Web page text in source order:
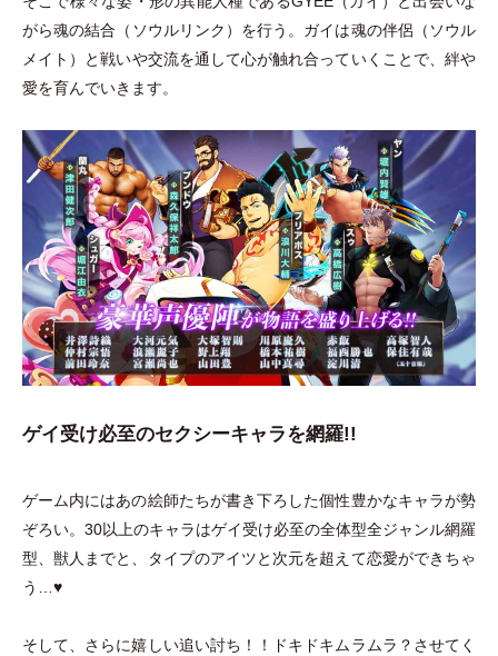
がら魂の結合 （ ソウルリンク ） を行う。ガイは魂の伴侶 （ ソウル
メイト ）
と戦いや交流を通して心が触れ合っていくことで、絆や
愛を育んでいきます。
ゲイ受け必至のセクシーキャラを網羅!!
ゲーム内にはあの絵師たちが書き下ろした個性豊かなキャラが勢
ぞろい。30以上のキャラはゲイ受け必至の全体型全ジャンル網羅
型、獣人までと、タイプのアイツと次元を超えて恋愛ができちゃ
う…♥︎
そして、さらに嬉しい追い討ち！！ドキドキムラムラ？させてく